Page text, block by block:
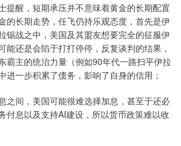
醒，短期承压并不意味着黄金的长期配置
的长期走势，任飞仍持乐观态度，首先是伊
锯战之中，美国及其盟友想要完全的征服伊
能还是会陷于打打停停，反复谈判的结果，
霸主的统治力量（例如90年代一路扫平伊拉
进一步积累了债务，影响了自身的信用；
间，美国可能很难选择加息，甚至于还必
付息以及支持AI建设，所以货币政策难以收